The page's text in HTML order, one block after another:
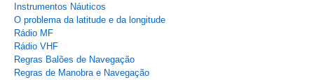
Instrumentos Náuticos
O problema da latitude e da longitude
Rádio MF
Rádio VHF
Regras Balões de Navegação
Regras de Manobra e Navegação